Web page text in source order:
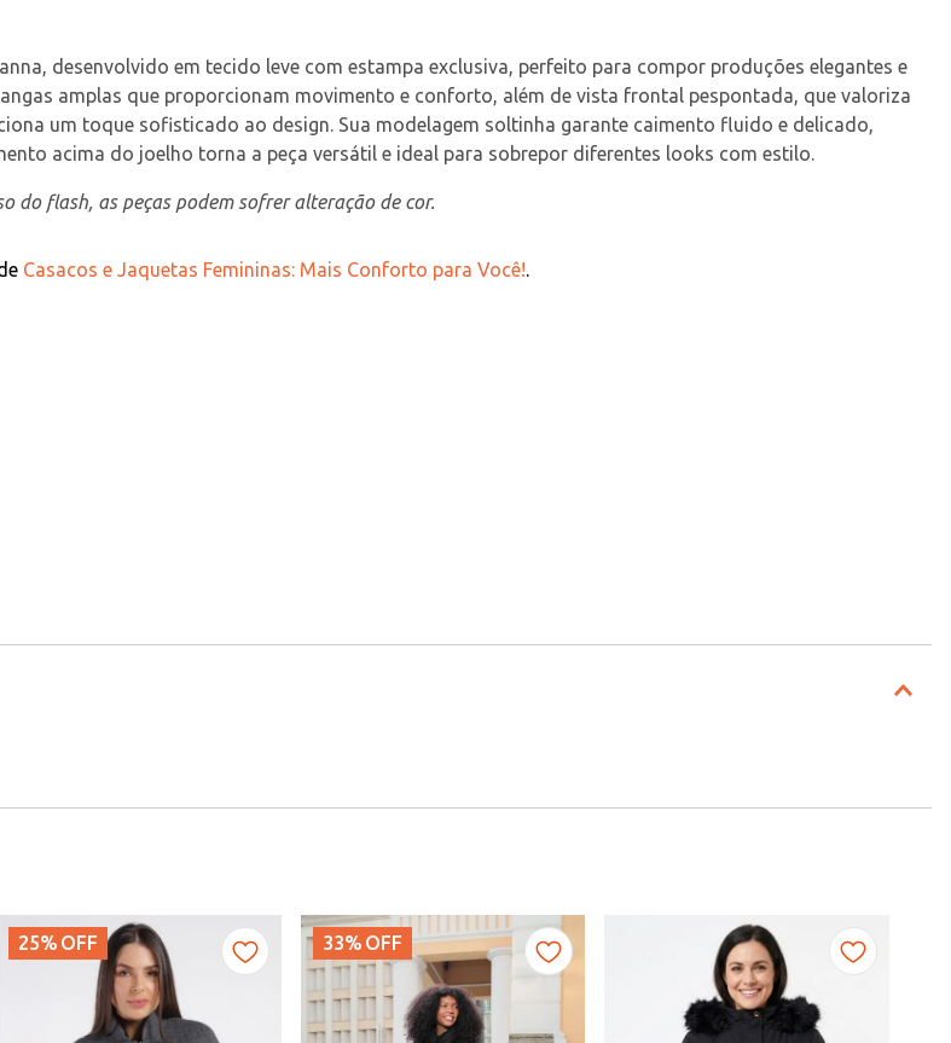
desenvolvido em tecido leve com estampa exclusiva, perfeito para compor produções elegantes e
amplas que proporcionam movimento e conforto, além de vista frontal pespontada, que valoriza
um toque sofisticado ao design. Sua modelagem soltinha garante caimento fluido e delicado,
acima do joelho torna a peça versátil e ideal para sobrepor diferentes looks com estilo.
do flash, as peças podem sofrer alteração de cor.
Casacos e Jaquetas Femininas: Mais Conforto para Você!.
25% OFF 33% OFF